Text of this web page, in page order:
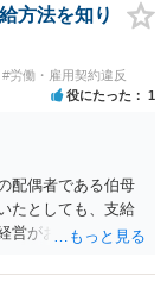
告手当を受け取っ
は確かです。 その
ルが高く、また懲
。 例えば、今回の
談等ありましたで
でしたか。後者の
、復職は色々な意
最終的に解決金と
いうのが現実的に
方法を知り
#労働・雇用契約違反
役にたった 1
配偶者である伯母
たとしても、支給
営がおかしくなっ
）、受け取った伯